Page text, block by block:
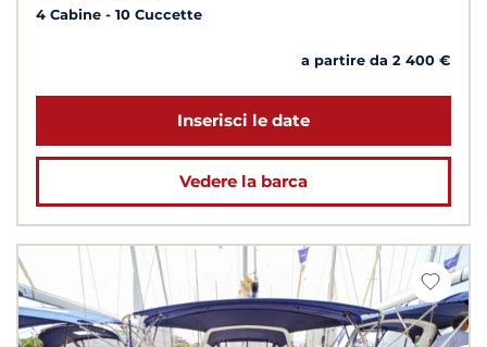
4 Cabine
10 Cuccette
a partire da 2 400 €
Inserisci le date
Vedere la barca